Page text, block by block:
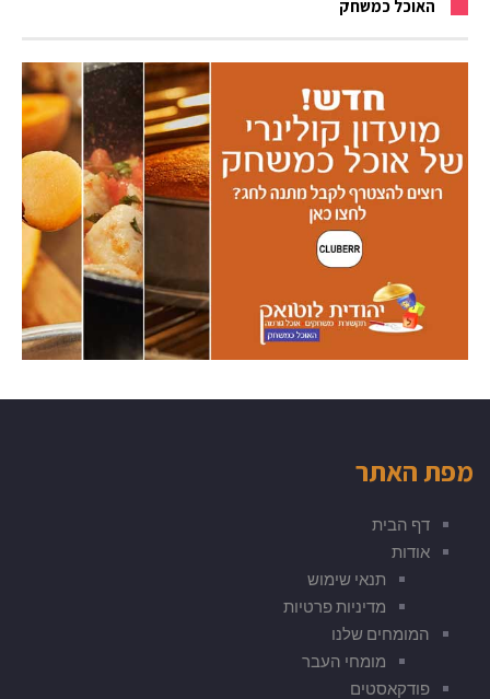
האוכל כמשחק
מפת האתר
דף הבית
אודות
תנאי שימוש
מדיניות פרטיות
המומחים שלנו
מומחי העבר
פודקאסטים